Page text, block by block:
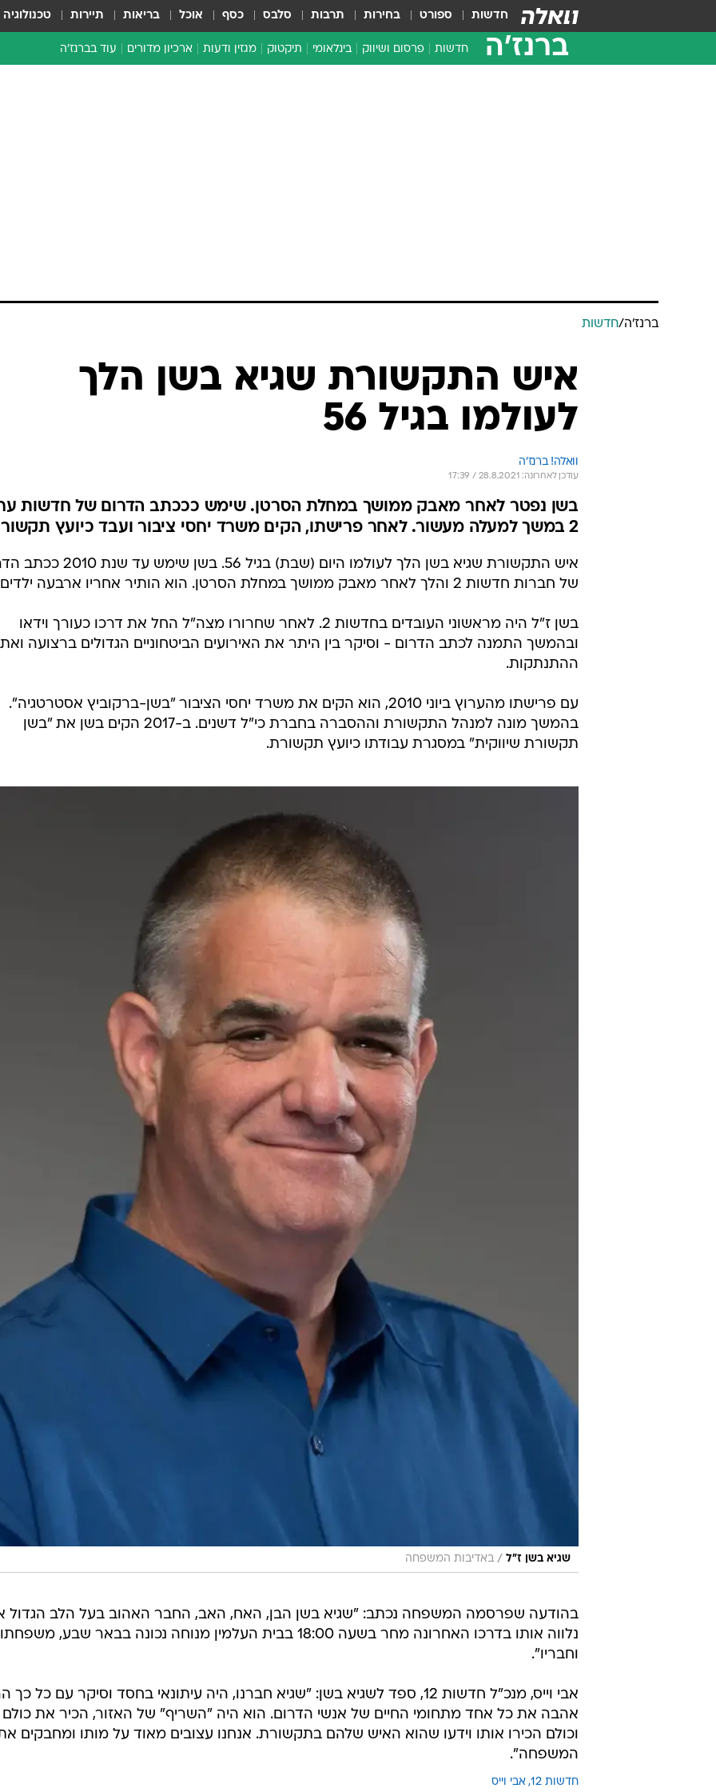
חדשות ספורט בחירות תרבות סלבס כסף אוכל בריאות תיירות טכנולוגיה
ברנז'ה חדשות פרסום ושיווק בינלאומי תיקטוק מגזין ודעות ארכיון מדורים עוד בברנז'ה
ברנז'ה/חדשות
איש התקשורת שגיא בשן הלך
לעולמו בגיל 56
וואלה! ברנז'ה
עודכן לאחרונה: 28.8.2021 / 17:39
בשן נפטר לאחר מאבק ממושך במחלת הסרטן. שימש כככתב הדרום של חדשות
2 במשך למעלה מעשור. לאחר פרישתו, הקים משרד יחסי ציבור ועבד כיועץ תקשורת
איש התקשורת שגיא בשן הלך לעולמו היום (שבת) בגיל 56. בשן
של חברות חדשות 2 והלך לאחר מאבק ממושך במחלת הסרטן. הוא הותיר אחריו ארבעה ילדים.
בשן ז"ל היה מראשוני העובדים בחדשות 2. לאחר שחרורו מצה"ל החל את דרכו כעורך וידאו
ובהמשך התמנה לכתב הדרום - וסיקר בין היתר את האירועים הביטחוניים הגדולים ברצועה ואת
ההתנתקות.
עם פרישתו מהערוץ ביוני 2010, הוא הקים את משרד יחסי הציבור "בשן-ברקוביץ אסטרטגיה".
בהמשך מונה למנהל התקשורת וההסברה בחברת כי"ל דשנים. ב-2017 הקים בשן את "בשן
תקשורת שיווקית" במסגרת עבודתו כיועץ תקשורת.
שגיא בשן ז"ל / באדיבות המשפחה
בהודעה שפרסמה המשפחה נכתב: "שגיא בשן הבן, האח, האב, החבר האהוב בעל הלב הגדול
נלווה אותו בדרכו האחרונה מחר בשעה 18:00 בבית העלמין מנוחה נכונה בבאר שבע, משפחתו
וחבריו".
אבי וייס, מנכ"ל חדשות 12, ספד לשגיא בשן: "שגיא חברנו, היה עיתונאי בחסד וסיקר עם כל
אהבה את כל אחד מתחומי החיים של אנשי הדרום. הוא היה "השריף" של האזור, הכיר את כולם
וכולם הכירו אותו וידעו שהוא האיש שלהם בתקשורת. אנחנו עצובים מאוד על מותו ומחבקים
המשפחה".
חדשות 12 אבי וייס